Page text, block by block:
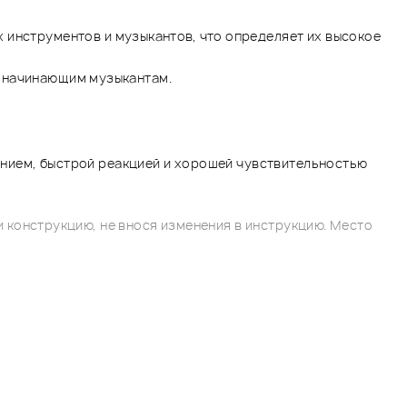
и музыкантов, что определяет их высокое
музыкантам.
быстрой реакцией и хорошей чувствительностью
не внося изменения в инструкцию. Место